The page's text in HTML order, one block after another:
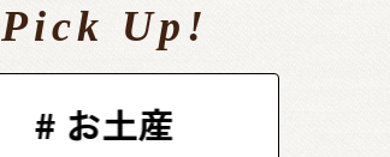
Pick Up!
# お土産